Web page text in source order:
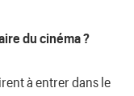
du cinéma ?
à entrer dans le